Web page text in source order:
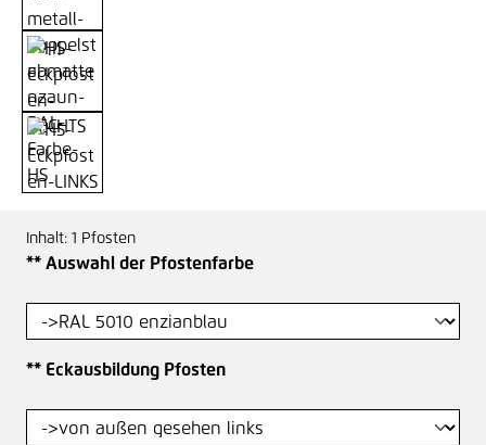
Inhalt: 1 Pfosten
** Auswahl der Pfostenfarbeauswählen
** Eckausbildung Pfostenauswählen